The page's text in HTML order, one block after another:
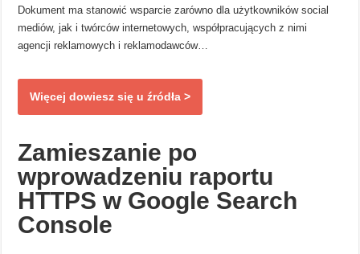
Dokument ma stanowić wsparcie zarówno dla użytkowników social
mediów, jak i twórców internetowych, współpracujących z nimi
agencji reklamowych i reklamodawców…
Więcej dowiesz się u źródła >
Zamieszanie po
wprowadzeniu raportu
HTTPS w Google Search
Console